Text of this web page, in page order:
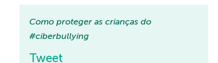
Como proteger as crianças do
#ciberbullying
Tweet